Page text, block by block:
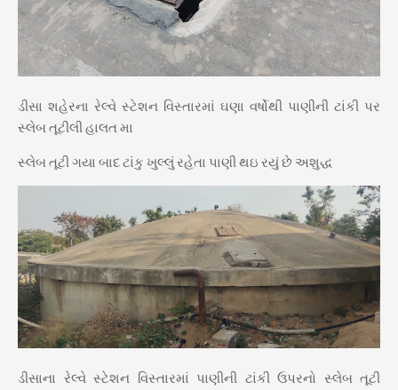
ડીસા શહેરના રેલ્વે સ્ટેશન વિસ્તારમાં ઘણા વર્ષોથી પાણીની ટાંકી પર
સ્લેબ તૂટીલી હાલત મા
સ્લેબ તૂટી ગયા બાદ ટાંકુ ખુલ્લું રહેતા પાણી થઇ રયું છે અશુદ્ધ
ડીસાના રેલ્વે સ્ટેશન વિસ્તારમાં પાણીની ટાંકી ઉપરનો સ્લેબ તૂટી